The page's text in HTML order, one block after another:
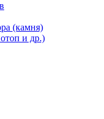
(камня)
и др.)